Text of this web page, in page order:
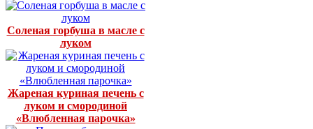
Соленая горбуша в масле с
луком
Жареная куриная печень с
луком и смородиной
«Влюбленная парочка»